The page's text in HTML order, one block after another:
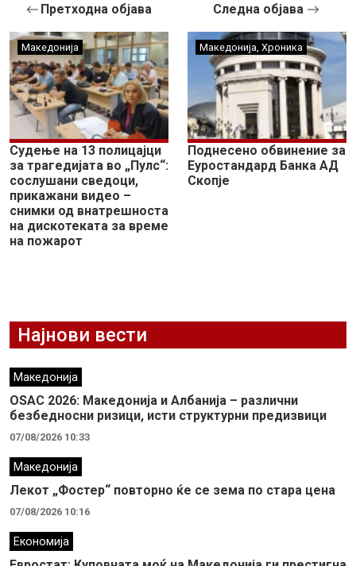
Претходна објава
Македонија
Судење на 13 полицајци
за трагедијата во „Пулс“:
сослушани сведоци,
прикажани видео –
снимки од внатрешноста
на дискотеката за време
на пожарот
Следна објава
Македонија, Хроника
Поднесено обвинение за
Еуростандард Банка АД
Скопје
Најнови вести
Македонија
OSAC 2026: Македонија и Албанија – различни
безбедносни ризици, исти структурни предизвици
07/08/2026 10:33
Македонија
Лекот „Фостер“ повторно ќе се зема по стара цена
07/08/2026 10:16
Економија